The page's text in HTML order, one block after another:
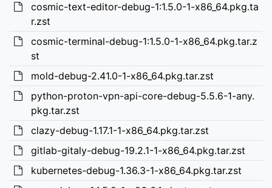
cosmic-text-editor-debug-1:1.5.0-1-x86_64.pkg.ta
r.zst
cosmic-terminal-debug-1:1.5.0-1-x86_64.pkg.tar.z
st
mold-debug-2.41.0-1-x86_64.pkg.tar.zst
python-proton-vpn-api-core-debug-5.5.6-1-any.
pkg.tar.zst
clazy-debug-1.17.1-1-x86_64.pkg.tar.zst
gitlab-gitaly-debug-19.2.1-1-x86_64.pkg.tar.zst
kubernetes-debug-1.36.3-1-x86_64.pkg.tar.zst